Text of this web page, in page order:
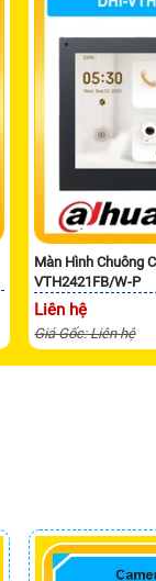
Màn Hình Chuông
VTH2421FB/W-P
Liên hệ
Giá Gốc: Liên hệ